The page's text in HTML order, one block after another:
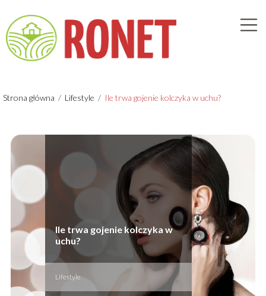
Strona główna / Lifestyle / Ile trwa gojenie kolczyka w uchu?
Ile trwa gojenie kolczyka w
uchu?
Lifestyle